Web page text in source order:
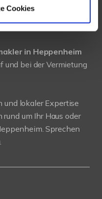
Cookies
in Heppenheim
und bei der Vermietung
und lokaler Expertise
um Ihr Haus oder
Sprechen